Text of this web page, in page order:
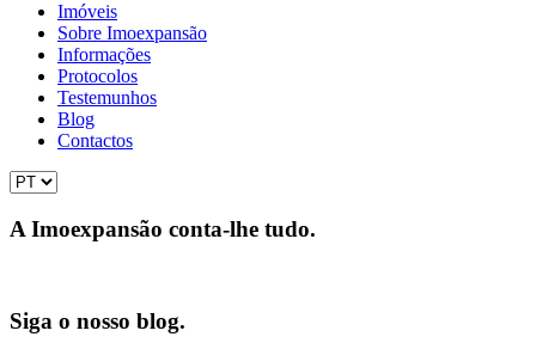
Imóveis
Sobre Imoexpansão
Informações
Protocolos
Testemunhos
Blog
Contactos
A Imoexpansão conta-lhe tudo.
Siga o nosso blog.